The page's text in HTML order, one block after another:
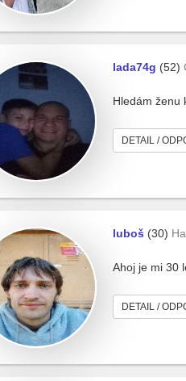
lada74g (52)
Hledám ženu
DETAIL /
luboš (30)
Ahoj je mi 30
DETAIL /